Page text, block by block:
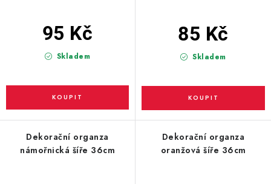
Skladem
95 Kč
Skladem
85 Kč
Dekorační organza
námořnická šíře 36cm
Dekorační organza
oranžová šíře 36cm